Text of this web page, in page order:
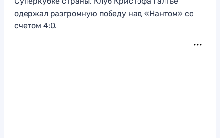
одержал разгромную победу над «Нантом» со
счетом 4:0.